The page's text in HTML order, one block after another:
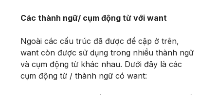
Các thành ngữ/ cụm động từ với want
Ngoài các cấu trúc đã được đề cập ở trên,
want còn được sử dụng trong nhiều thành ngữ
và cụm động từ khác nhau. Dưới đây là các
cụm động từ / thành ngữ có want: